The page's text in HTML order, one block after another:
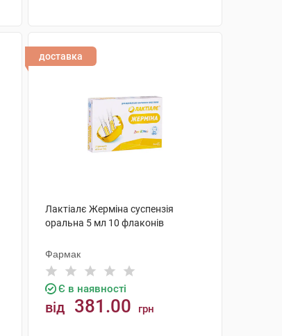
доставка
Лактіалє Жерміна суспензія
оральна 5 мл 10 флаконів
Фармак
Є в наявності
від 381.00 грн